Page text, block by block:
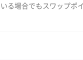
いる場合でもスワップポ